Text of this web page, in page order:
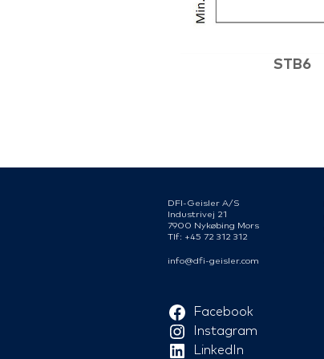
STB6
DFI-Geisler A/S
Industrivej 21
7900 Nykøbing Mors
Tlf: +45 72 312 312
info@dfi-geisler.com
Facebook
Instagram
LinkedIn